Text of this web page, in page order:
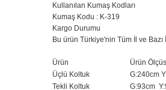
Kullanılan Kumaş Kodları
Kumaş Kodu : K-319
Kargo Durumu
Bu ürün Türkiye'nin Tüm İl ve
Ürün
Ürün
Üçlü Koltuk
G:240cm
Tekli Koltuk
G:93cm